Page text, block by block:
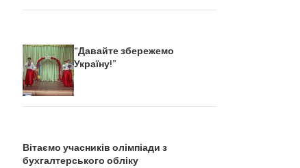
“Давайте збережемо
Україну!”
Вітаємо учасників олімпіади з
бухгалтерського обліку